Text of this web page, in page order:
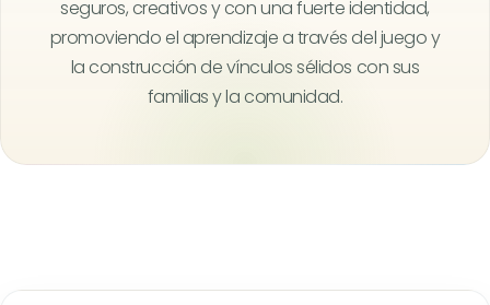
seguros, creativos y con una fuerte identidad,
promoviendo el aprendizaje a través del juego y
la construcción de vínculos sélidos con sus
familias y la comunidad.